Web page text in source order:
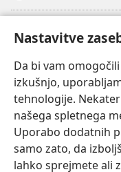
Nastavitve
Da bi vam
izkušnjo,
tehnologije.
našega spletnega
Uporabo dodatnih
samo zato, da
lahko sprejmete ali
(odpre
novo
okno) Watchtowerjeva
(odpre
novo
okno) JW Hub
(odpre
novo
okno)JW Library
Watchtower Library